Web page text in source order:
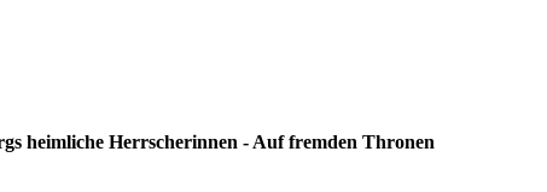
heimliche Herrscherinnen - Auf fremden Thronen